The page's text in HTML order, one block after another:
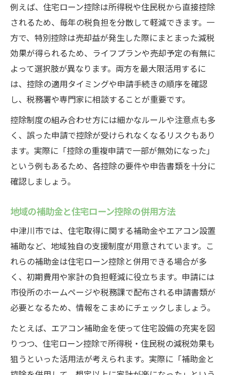
例えば、住宅ローン控除は所得税や住民税から直接控除
されるため、毎年の税負担を分散して軽減できます。一
方で、特別控除は売却益が発生した際にまとまった減税
効果が得られるため、ライフプランや売却予定の有無に
よって選択肢が異なります。両方を最大限活用するに
は、控除の適用タイミングや申請手続きの順序を確認
し、税務署や専門家に相談することが重要です。
控除制度の組み合わせ方には細かなルールや注意点も多
く、誤った申請で控除が受けられなくなるリスクもあり
ます。実際に「控除の重複申請で一部が無効になった」
という例もあるため、各控除の要件や申告書類を十分に
確認しましょう。
地域の補助金と住宅ローン控除の併用方法
中津川市では、住宅取得に関する補助金やエアコン設置
補助など、地域独自の支援制度が用意されています。こ
れらの補助金は住宅ローン控除と併用できる場合が多
く、初期費用や家計の負担軽減に役立ちます。申請には
市役所のホームページや税務課で配布される申請書類が
必要となるため、情報をこまめにチェックしましょう。
たとえば、エアコン補助金を使って住宅設備の充実を図
りつつ、住宅ローン控除で所得税・住民税の減税効果も
狙うといった活用法が考えられます。実際に「補助金と